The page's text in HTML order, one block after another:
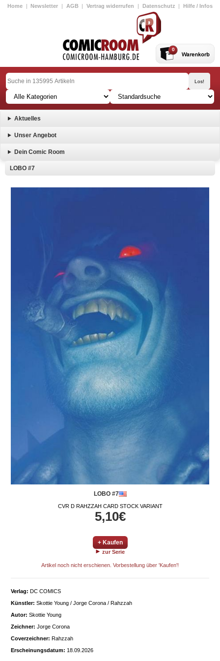
Home | Newsletter | AGB | Vertrag widerrufen | Datenschutz | Hilfe / Infos
0
Aktuelles
Unser Angebot
Dein Comic Room
LOBO #7
LOBO #7
CVR D RAHZZAH CARD STOCK VARIANT
5,10€
+ Kaufen
zur Serie
Artikel noch nicht erschienen. Vorbestellung über 'Kaufen'!
Verlag: DC COMICS
Künstler: Skottie Young / Jorge Corona / Rahzzah
Autor: Skottie Young
Zeichner: Jorge Corona
Coverzeichner: Rahzzah
Erscheinungsdatum: 18.09.2026